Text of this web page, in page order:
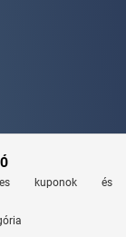
kuponok és